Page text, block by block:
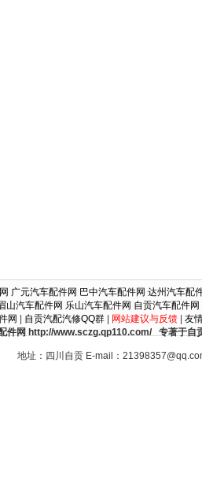
广元汽车配件网 巴中汽车配件网 达州汽车配
山汽车配件网 乐山汽车配件网 自贡汽车配件网
网
自贡汽配汽修QQ群| 网站建议与反馈| 友
件网 http://www.sczg.qp110.com/ 专著于自
地址：四川自贡 E-mail：